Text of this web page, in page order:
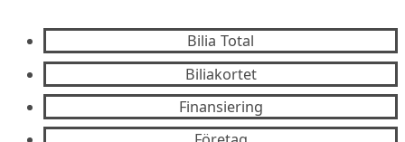
Bilia Total
Biliakortet
Finansiering